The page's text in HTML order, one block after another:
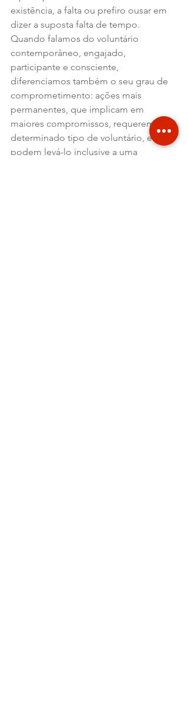
existência, a falta ou prefiro ousar em
dizer a suposta falta de tempo.
Quando falamos do voluntário
contemporâneo, engajado,
participante e consciente,
diferenciamos também o seu grau de
comprometimento: ações mais
permanentes, que implicam em
maiores compromissos, requerem um
determinado tipo de voluntário, e
podem levá-lo inclusive a uma